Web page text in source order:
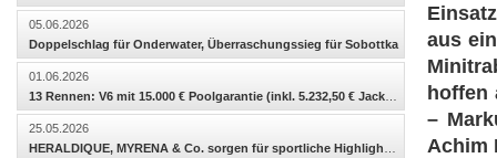
aus
hoffen
–
Achim
05.06.2026
Doppelschlag für Onderwater, Überraschungssieg für Sobottka
01.06.2026
13 Rennen: V6 mit 15.000 € Poolgarantie (inkl. 5.232,50 € Jackpot) und spannendes Gästefahren
25.05.2026
HERALDIQUE, MYRENA & Co. sorgen für sportliche Highlights – SANI BK kommt zum ersten Sieg!